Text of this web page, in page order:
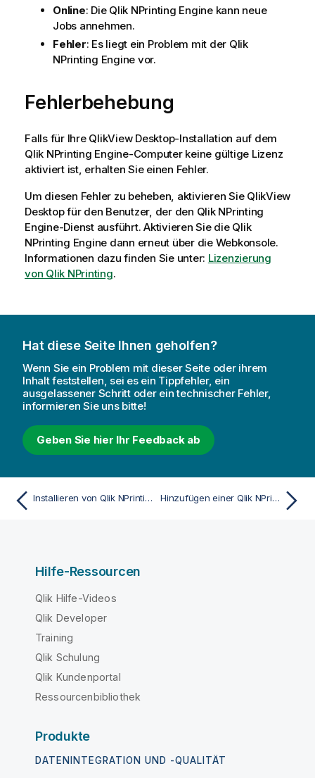
Online: Die Qlik NPrinting Enginekann neue
Jobs annehmen.
Fehler: Es liegt ein Problem mit der Qlik
NPrinting Engine vor.
Fehlerbehebung
Falls für Ihre QlikView Desktop-Installation auf dem
Qlik NPrinting Engine-Computer keine gültige Lizenz
aktiviert ist, erhalten Sie einen Fehler.
Um diesen Fehler zu beheben, aktivieren Sie QlikView
Desktopfür den Benutzer, der den Qlik NPrinting
Engine-Dienst ausführt. Aktivieren Sie die Qlik
NPrinting Engine dann erneut über die Webkonsole.
Informationen dazu finden Sie unter: Lizenzierung
von Qlik NPrinting.
Hat diese Seite Ihnen geholfen?
Wenn Sie ein Problem mit dieser Seite oder ihrem
Inhalt feststellen, sei es ein Tippfehler, ein
ausgelassener Schritt oder ein technischer Fehler,
informieren Sie uns bitte!
Geben Sie hier Ihr Feedback ab
Installieren von Qlik NPrinting Designer Hinzufügen einer Qlik NPrinting Engine
Hilfe-Ressourcen
Qlik Hilfe-Videos
Qlik Developer
Training
Qlik Schulung
Qlik Kundenportal
Ressourcenbibliothek
Produkte
DATENINTEGRATION UND -QUALITÄT